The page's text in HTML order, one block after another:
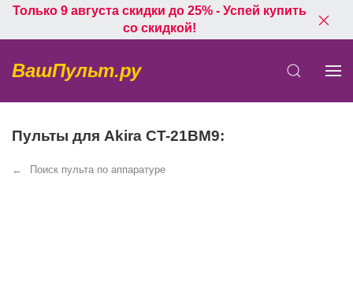
Только 9 августа скидки до 25% - Успей купить
со скидкой!
ВашПульт.ру
Пульты для Akira CT-21BM9:
Поиск пульта по аппаратуре